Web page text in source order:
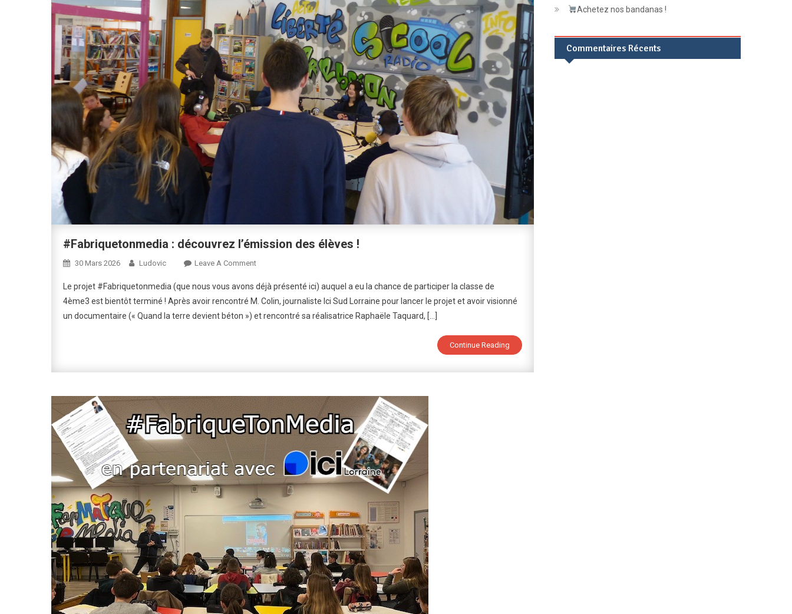
#Fabriquetonmedia : découvrez l’émission des élèves !
30 Mars 2026 Ludovic Leave A CommentOn
:
Découvrez
L’émission
Le projet #Fabriquetonmedia (que nous vous avons déjà présenté ici) auquel a eu la chance de participer la classe de
4ème3 est bientôt terminé ! Après avoir rencontré M. Colin, journaliste Ici Sud Lorraine pour lancer le projet et avoir visionné
un documentaire (« Quand la terre devient béton ») et rencontré sa réalisatrice Raphaële Taquard, […]
Continue Reading
Achetez nos bandanas !
Commentaires Récents